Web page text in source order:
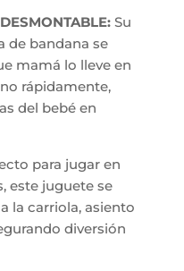
Su
de bandana se
mamá lo lleve en
rápidamente,
del bebé en
para jugar en
este juguete se
la carriola, asiento
diversión